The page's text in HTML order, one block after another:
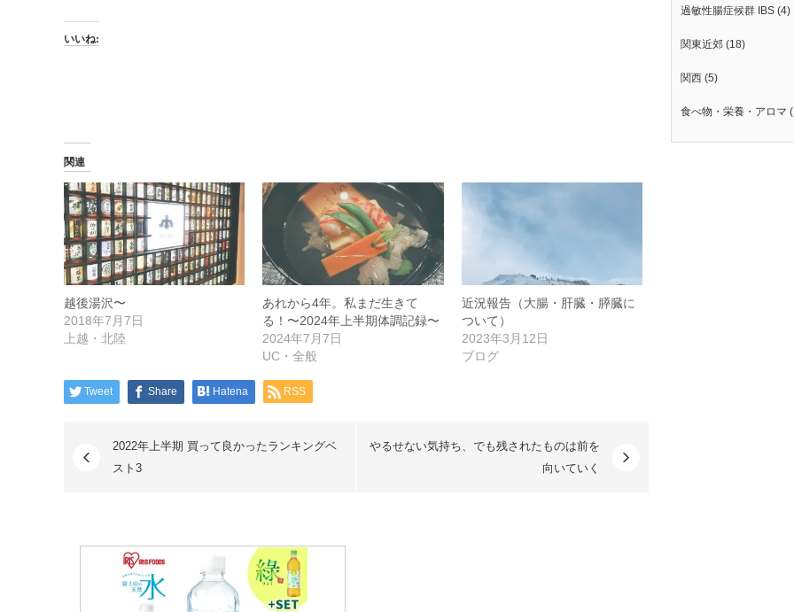
いいね:
関連
越後湯沢〜
2018年7月7日
上越・北陸
あれから4年。私まだ生きて
る！〜2024年上半期体調記録〜
2024年7月7日
UC・全般
近況報告（大腸・肝臓・膵臓に
ついて）
2023年3月12日
ブログ
Tweet Share Hatena RSS
2022年上半期 買って良かったランキングベ
スト3
やるせない気持ち、でも残されたものは前を
向いていく
過敏性腸症候群 IBS (4)
関東近郊 (18)
関西 (5)
食べ物・栄養・アロマ